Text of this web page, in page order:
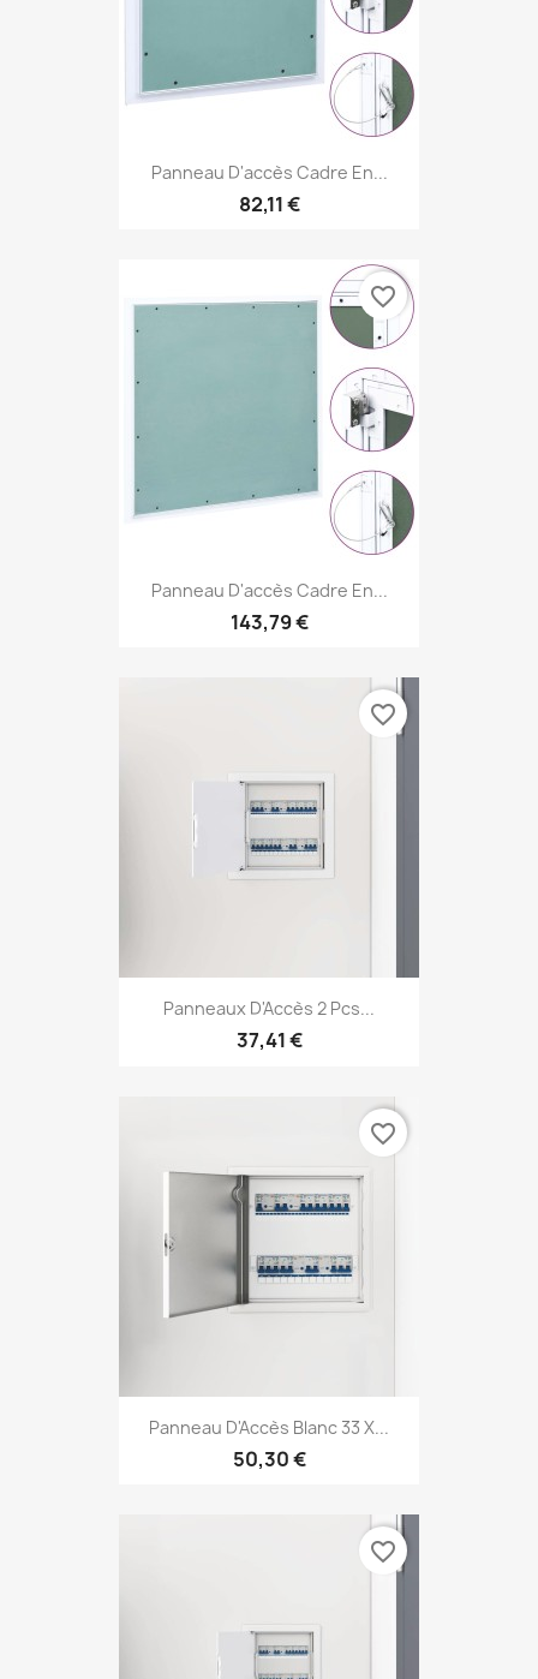
Panneau D'accès Cadre En...
82,11 €
Panneau D'accès Cadre En...
143,79 €
favorite_border
Panneaux D'Accès 2 Pcs...
37,41 €
favorite_border
Panneau D'Accès Blanc 33 X...
50,30 €
favorite_border
favorite_border